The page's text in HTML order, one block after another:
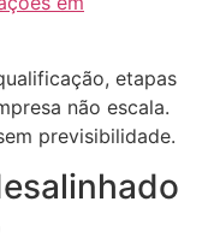
etapas
não escala.
previsibilidade.